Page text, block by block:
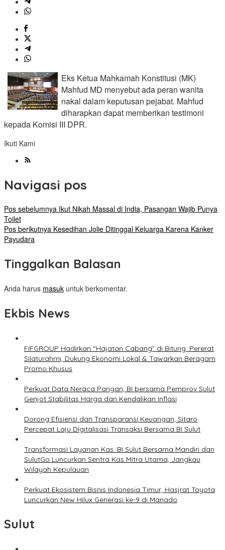
Eks Ketua Mahkamah Konstitusi (MK)
Mahfud MD menyebut ada peran wanita
nakal dalam keputusan pejabat. Mahfud
diharapkan dapat memberikan testimoni
kepada Komisi III DPR.
Ikuti Kami
Navigasi pos
Pos sebelumnya Ikut Nikah Massal di India, Pasangan Wajib Punya
Toilet
Pos berikutnya Kesedihan Jolie Ditinggal Keluarga Karena Kanker
Payudara
Tinggalkan Balasan
Anda harus masuk untuk berkomentar.
Ekbis News
FIFGROUP Hadirkan “Hajatan Cabang” di Bitung: Pererat
Silaturahmi, Dukung Ekonomi Lokal & Tawarkan Beragam
Promo Khusus
Perkuat Data Neraca Pangan, BI bersama Pemprov Sulut
Genjot Stabilitas Harga dan Kendalikan Inflasi
Dorong Efisiensi dan Transparansi Keuangan, Sitaro
Percepat Laju Digitalisasi Transaksi Bersama BI Sulut
Transformasi Layanan Kas: BI Sulut Bersama Mandiri dan
SulutGo Luncurkan Sentra Kas Mitra Utama, Jangkau
Wilayah Kepulauan
Perkuat Ekosistem Bisnis Indonesia Timur, Hasjrat Toyota
Luncurkan New Hilux Generasi ke-9 di Manado
Sulut